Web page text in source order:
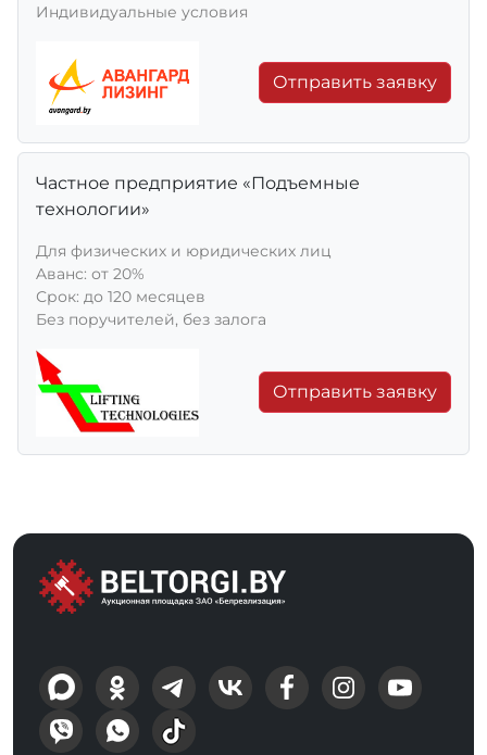
Индивидуальные условия
Отправить заявку
Частное предприятие «Подъемные
технологии»
Для физических и юридических лиц
Aванс: от 20%
Срок: до 120 месяцев
Без поручителей, без залога
Отправить заявку